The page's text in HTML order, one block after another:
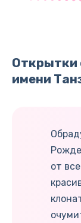
Открытки
имени
от